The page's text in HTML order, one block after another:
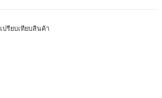
เปรียบเทียบสินค้า